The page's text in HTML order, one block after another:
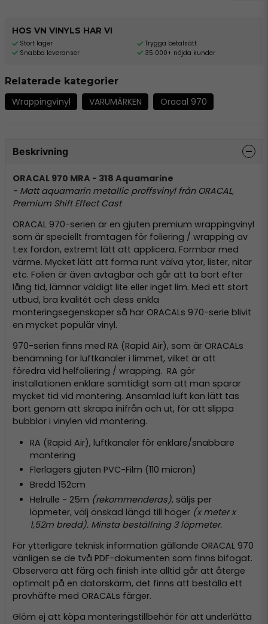
HOS VN VINYLS HAR VI
Stort lager
Snabba leveranser
Trygga betalsätt
35 000+ nöjda kunder
Relaterade kategorier
Wrappingvinyl VARUMÄRKEN Oracal 970
Beskrivning
ORACAL 970 MRA - 318 Aquamarine
- Matt aquamarin metallic proffsvinyl från ORACAL,
Premium Shift Effect Cast
ORACAL 970-serien är en gjuten premium wrappingvinyl
som är speciellt framtagen för foliering / wrapping av
t.ex fordon, extremt lätt att applicera. Formbar med
värme. Mycket lätt att forma runt välva ytor, lister, nitar
etc. Folien är även avtagbar och går att ta bort efter
lång tid, lämnar väldigt lite eller inget lim. Med ett stort
utbud, bra kvalitét och dess enkla
monteringsegenskaper så har ORACALs 970-serie blivit
en mycket populär vinyl.
970-serien finns med RA (Rapid Air), som är ORACALs
benämning för luftkanaler i limmet, vilket är att
föredra vid helfoliering / wrapping. RA gör
installationen enklare samtidigt som att man sparar
mycket tid vid montering. Ansamlad luft kan lätt tas
bort genom att skrapa inifrån och ut, för att slippa
bubblor i vinylen vid montering.
RA (Rapid Air), luftkanaler för enklare/snabbare
montering
Flerlagers gjuten PVC-Film (110 micron)
Bredd 152cm
Helrulle - 25m (rekommenderas), säljs per
löpmeter, välj önskad längd till höger(x meter x
1,52m bredd). Minsta beställning 3 löpmeter.
För ytterligare teknisk information gällande ORACAL 970
vänligen se de två PDF-dokumenten som finns bifogat.
Observera att färg och finish inte alltid går att återge
optimalt på en datorskärm, det finns att beställa ett
provhäfte med ORACALs färger.
Glöm ej att köpa monteringstillbehör för att underlätta